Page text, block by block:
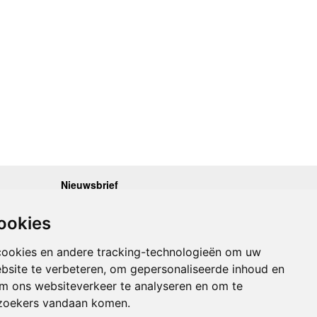
en andere tracking-technologieën om uw
te verbeteren, om gepersonaliseerde inhoud en
ons websiteverkeer te analyseren en om te
vandaan komen.
- 17.00
- 17.00
Nieuwsbrief
Onze laatste Nieuwsbrief
Inschrijven